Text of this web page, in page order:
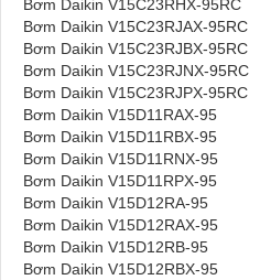
Bơm Daikin V15C23RHX-95RC
Bơm Daikin V15C23RJAX-95RC
Bơm Daikin V15C23RJBX-95RC
Bơm Daikin V15C23RJNX-95RC
Bơm Daikin V15C23RJPX-95RC
Bơm Daikin V15D11RAX-95
Bơm Daikin V15D11RBX-95
Bơm Daikin V15D11RNX-95
Bơm Daikin V15D11RPX-95
Bơm Daikin V15D12RA-95
Bơm Daikin V15D12RAX-95
Bơm Daikin V15D12RB-95
Bơm Daikin V15D12RBX-95